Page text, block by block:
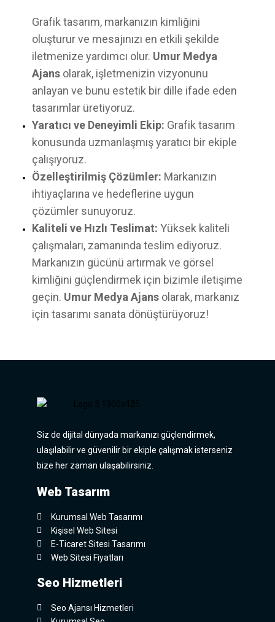
Grafik tasarım, markanızın kimliğini
oluşturur ve mesajınızı en etkili şekilde
iletmenize yardımcı olur. Umur Medya
Ajans olarak, işletmenizin vizyonunu
anlayan ve bunu estetik bir dille ifade eden
tasarımlar üretiyoruz.
Yaratıcı ve Deneyimli Ekip: Grafik tasarım
konusunda uzmanlaşmış yaratıcı bir ekiple
çalışıyoruz.
Özelleştirilmiş Çözümler: Markanızın
ihtiyaçlarına ve hedeflerine uygun
çözümler sunuyoruz.
Kaliteli ve Hızlı Teslimat: Yüksek kaliteli
çalışmaları, zamanında teslim ediyoruz.
Markanızın gücünü artırmak ve görsel
kimliğini güçlendirmek için bizimle iletişime
geçin. Umur Medya Ajans olarak, markanız
için tasarımı sanata dönüştürüyoruz!
Siz de dijital dünyada markanızı güçlendirmek,
ulaşılabilir ve güvenilir bir ekiple çalışmak isterseniz
bize her zaman ulaşabilirsiniz.
Web Tasarım
Kurumsal Web Tasarımı
Kişisel Web Sitesi
E-Ticaret Sitesi Tasarımı
Web Sitesi Fiyatları
Seo Hizmetleri
Seo Ajansı Hizmetleri